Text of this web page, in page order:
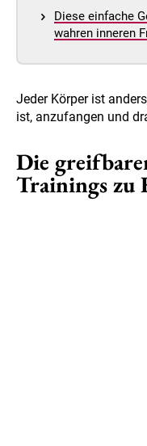
Diese einfache
wahren inneren
Jeder Körper ist
ist, anzufangen und
Die
Trainings zu